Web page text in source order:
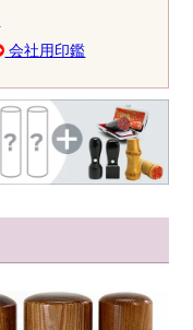
会社用印鑑